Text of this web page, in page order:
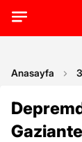
Anasayfa